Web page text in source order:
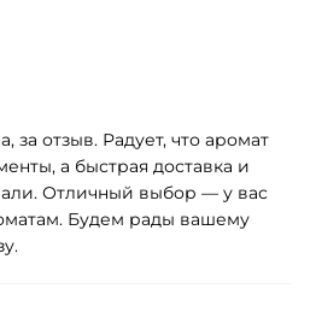
за отзыв. Радует, что аромат
а быстрая доставка и
Отличный выбор — у вас
Будем рады вашему